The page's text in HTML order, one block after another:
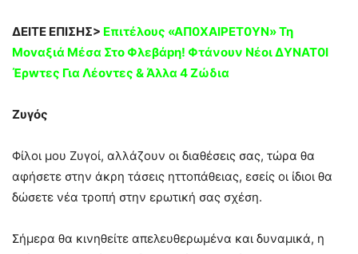
ΔΕΙΤΕ ΕΠΙΣΗΣ> Eπιτέλους «ΑΠ0ΧΑΙΡΕΤ0YN» Τη
Movαξιά Mέσα Στο Φλεβάpη! Φτάνουν Nέοι ΔYΝΑΤ0Ι
Έρwτες Για Λέovτες & Άλλα 4 Ζώδια
Ζυγός
Φίλοι μου Ζυγοί, αλλάζουν οι διαθέσεις σας, τώρα θα
αφήσετε στην άκρη τάσεις ηττοπάθειας, εσείς οι ίδιοι θα
δώσετε νέα τροπή στην ερωτική σας σχέση.
Σήμερα θα κινηθείτε απελευθερωμένα και δυναμικά, η